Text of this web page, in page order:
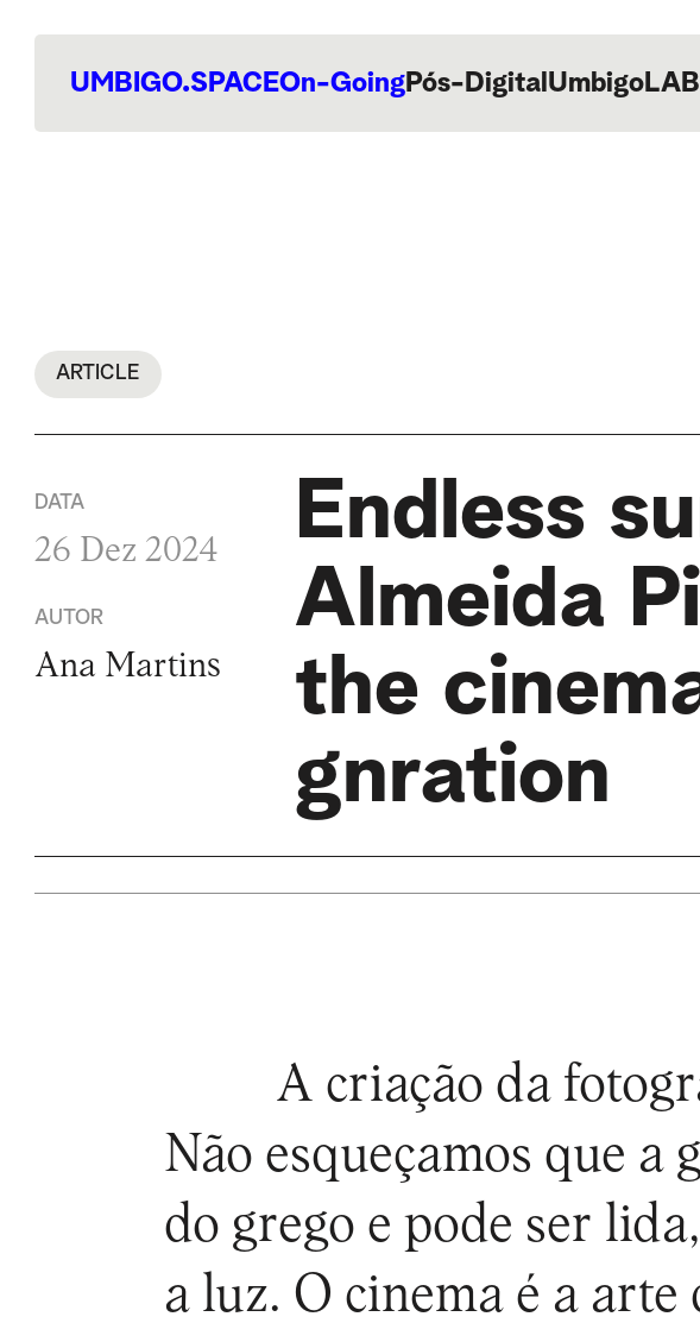
UMBIGO.SPACEOn-GoingPós-Digital UmbigoLAB
ARTICLE
DATA
26 Dez 2024
AUTOR
Ana Martins
Endless
Almeida
the
gnration
A criação da
Não esqueçamos que a
do grego e pode ser
a luz. O cinema é a